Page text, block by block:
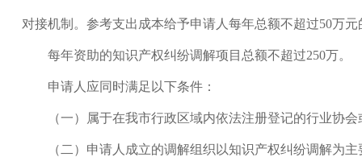
对接机制。参考支出成本给予申请人每年总额不超过50万元
每年资助的知识产权纠纷调解项目总额不超过250万。
申请人应同时满足以下条件：
（一）属于在我市行政区域内依法注册登记的行业协会
（二）申请人成立的调解组织以知识产权纠纷调解为主